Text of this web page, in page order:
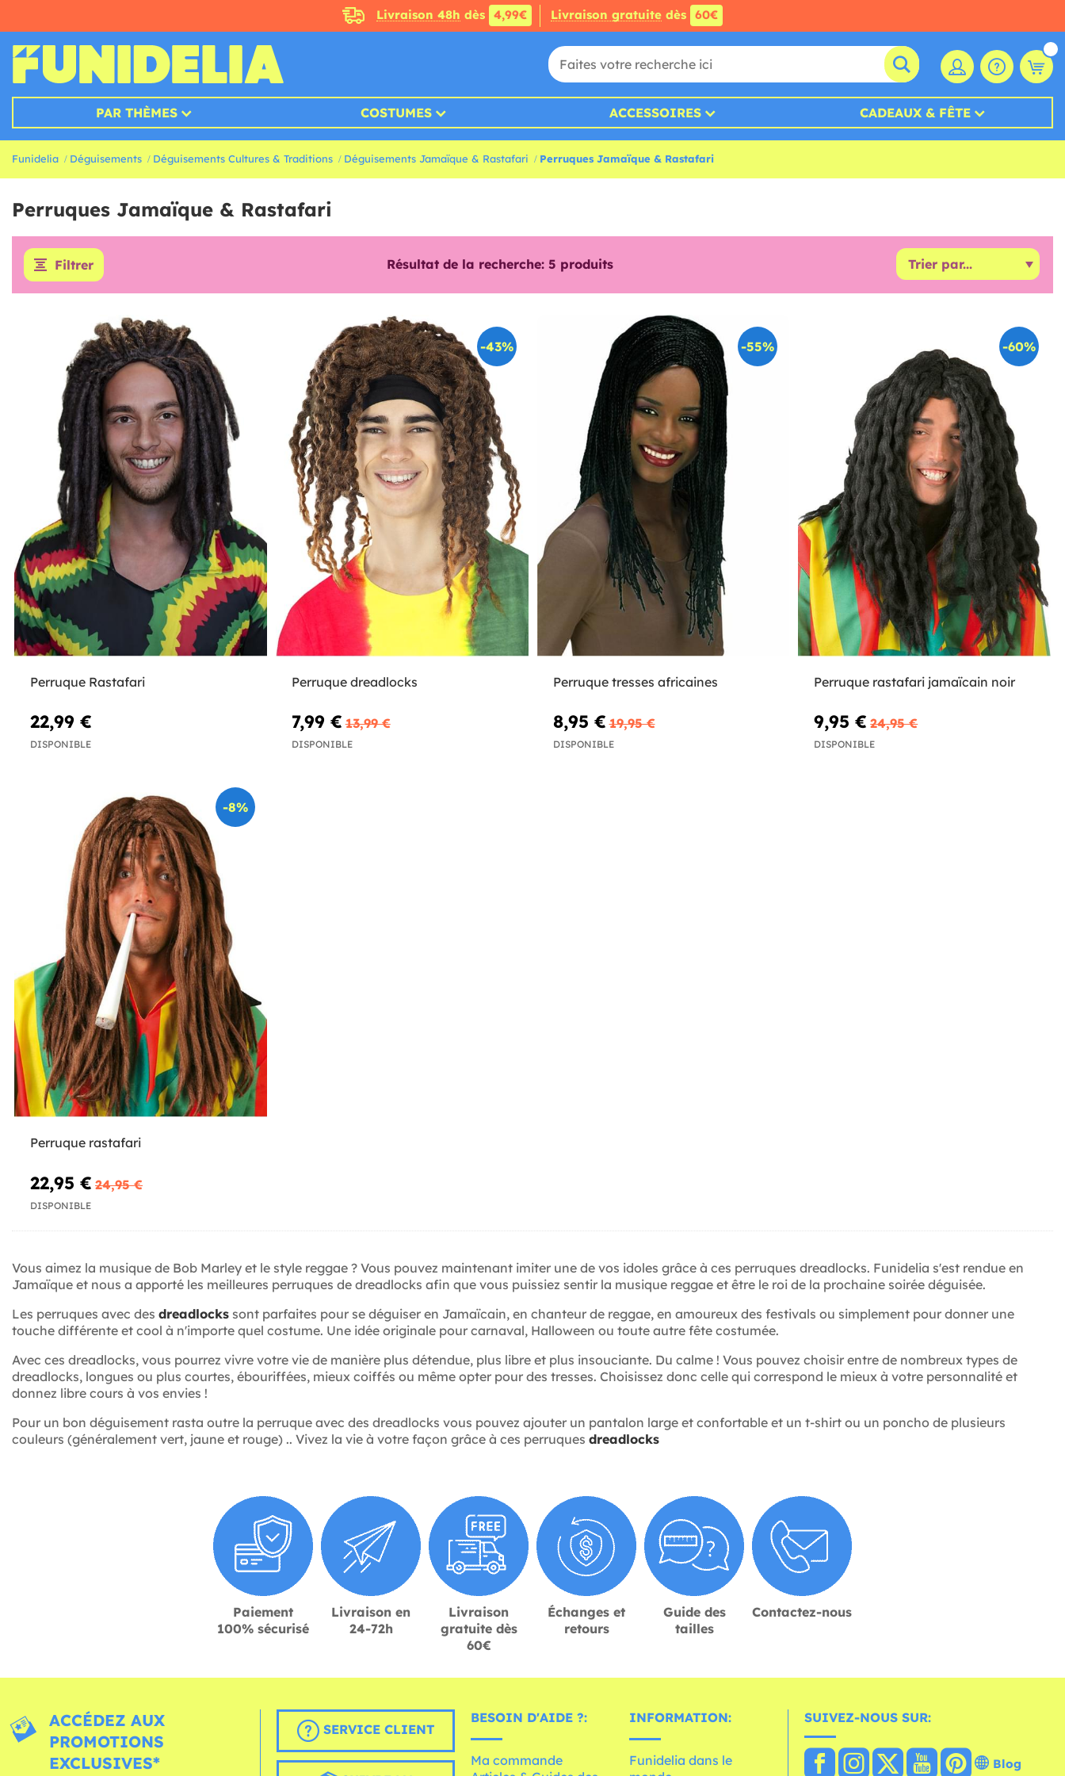
Livraison 48h dès 4,99€ Livraison gratuite dès 60€
PAR THÈMES COSTUMES ACCESSOIRES CADEAUX & FÊTE
Funidelia Déguisements Déguisements Cultures & Traditions Déguisements Jamaïque & Rastafari Perruques Jamaïque & Rastafari
Perruques Jamaïque & Rastafari
Filtrer Résultat de la recherche: 5 produits
Perruque Rastafari
22,99 €
DISPONIBLE
-43%
Perruque dreadlocks
7,99 € 13,99 €
DISPONIBLE
-55%
Perruque tresses africaines
8,95 € 19,95 €
DISPONIBLE
-60%
Perruque rastafari jamaïcain noir
9,95 € 24,95 €
DISPONIBLE
-8%
Perruque rastafari
22,95 € 24,95 €
DISPONIBLE
Vous aimez la musique de Bob Marley et le style reggae ? Vous pouvez maintenant imiter une de vos idoles grâce à ces perruques dreadlocks. Funidelia s'est rendue en
Jamaïque et nous a apporté les meilleures perruques de dreadlocks afin que vous puissiez sentir la musique reggae et être le roi de la prochaine soirée déguisée.
Les perruques avec des dreadlocks sont parfaites pour se déguiser en Jamaïcain, en chanteur de reggae, en amoureux des festivals ou simplement pour donner une
touche différente et cool à n'importe quel costume. Une idée originale pour carnaval, Halloween ou toute autre fête costumée.
Avec ces dreadlocks, vous pourrez vivre votre vie de manière plus détendue, plus libre et plus insouciante. Du calme ! Vous pouvez choisir entre de nombreux types de
dreadlocks, longues ou plus courtes, ébouriffées, mieux coiffés ou même opter pour des tresses. Choisissez donc celle qui correspond le mieux à votre personnalité et
donnez libre cours à vos envies !
Pour un bon déguisement rasta outre la perruque avec des dreadlocks vous pouvez ajouter un pantalon large et confortable et un t-shirt ou un poncho de plusieurs
couleurs (généralement vert, jaune et rouge) .. Vivez la vie à votre façon grâce à ces perruques dreadlocks
Paiement
100% sécurisé
Livraison en
24-72h
Livraison
gratuite dès
60€
Échanges et
retours
Guide des
tailles
Contactez-nous
ACCÉDEZ AUX
PROMOTIONS
EXCLUSIVES*
SERVICE CLIENT
BESOIN D'AIDE ?:
Ma commande
INFORMATION:
Funidelia dans le
SUIVEZ-NOUS SUR:
Blog